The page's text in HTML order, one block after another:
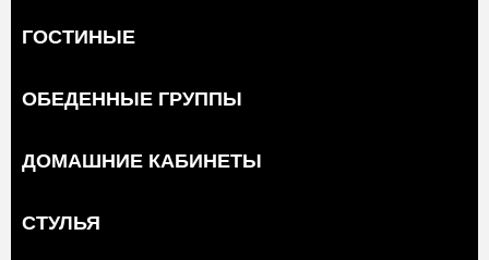
ГОСТИНЫЕ
ОБЕДЕННЫЕ ГРУППЫ
ДОМАШНИЕ КАБИНЕТЫ
СТУЛЬЯ